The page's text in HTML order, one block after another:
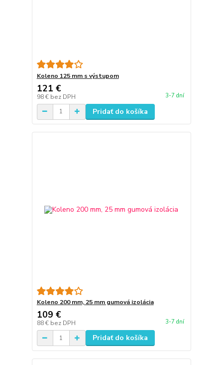
Koleno 125 mm s výstupom
121 €
98 € bez DPH 3-7 dní
Pridať do košíka
Koleno 200 mm, 25 mm gumová izolácia
109 €
88 € bez DPH 3-7 dní
Pridať do košíka